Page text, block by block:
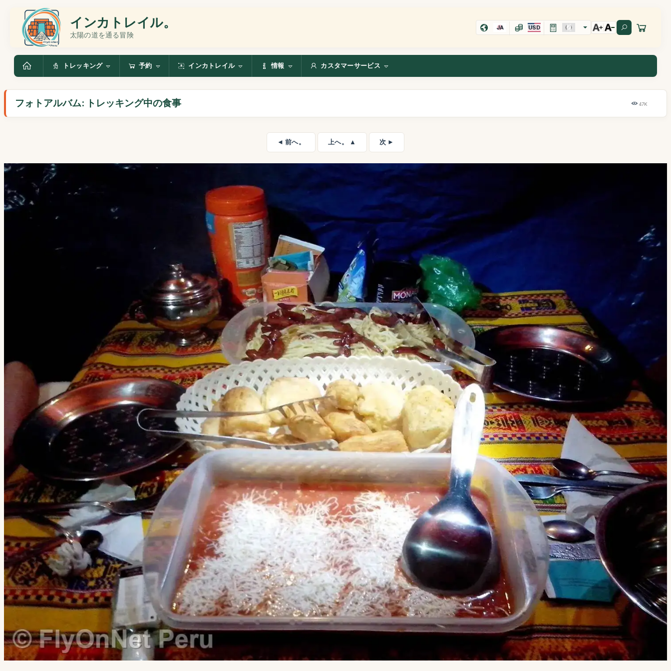
インカトレイル。
太陽の道を通る冒険
JA USD
トレッキング 予約 インカトレイル 情報 カスタマーサービス
フォトアルバム: トレッキング中の食事 47K
◄ 前へ。 上へ。 ▲ 次 ►